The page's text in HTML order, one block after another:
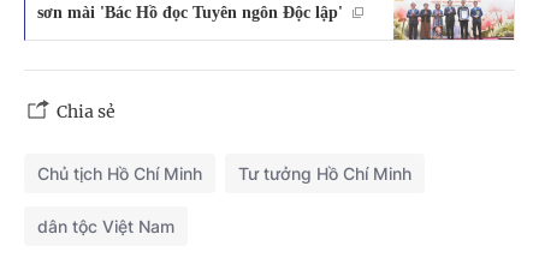
sơn mài 'Bác Hồ đọc Tuyên ngôn Độc lập'
Chia sẻ
Chủ tịch Hồ Chí Minh Tư tưởng Hồ Chí Minh
dân tộc Việt Nam